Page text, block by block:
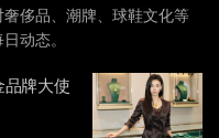
侈品、潮牌、球鞋文化等
动态。
牌大使